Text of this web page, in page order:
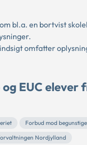
bl.a. en bortvist
omfatter
EUC elever
Forbud mod
Nordjylland